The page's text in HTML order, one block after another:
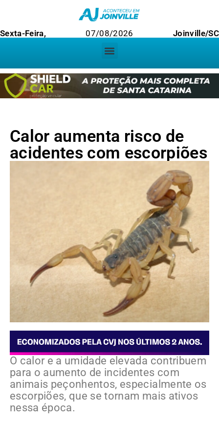
Sexta-Feira, 07/08/2026 Joinville/SC
Calor aumenta risco de
acidentes com escorpiões
O calor e a umidade elevada contribuem
para o aumento de incidentes com
animais peçonhentos, especialmente os
escorpiões, que se tornam mais ativos
nessa época.